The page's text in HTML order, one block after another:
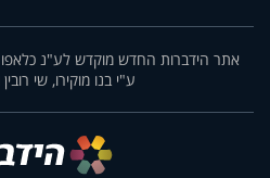
אתר הידברות החדש מוקדש לע"נ כלאפו
ע"י בנו מוקירו, שי